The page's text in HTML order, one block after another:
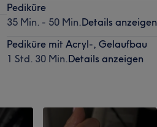
Pediküre
35 Min. - 50 Min.Details anzeigen
Pediküre mit Acryl-, Gelaufbau
1 Std. 30 Min.Details anzeigen